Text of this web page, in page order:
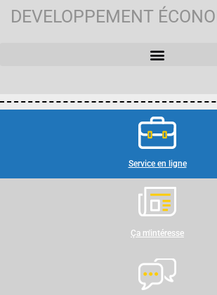
DEVELOPPEMENT
Service en ligne
Ça m'intéresse